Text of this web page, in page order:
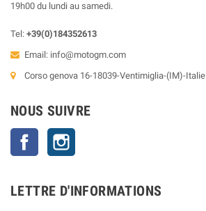
19h00 du lundi au samedi.
Tel: +39(0)184352613
Email: info@motogm.com
Corso genova 16-18039-Ventimiglia-(IM)-Italie
NOUS SUIVRE
Facebook
LETTRE D'INFORMATIONS